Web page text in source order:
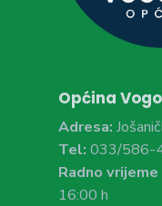
Općina
Adresa:
Tel: 033/586-
Radno vrijeme
16:00 h